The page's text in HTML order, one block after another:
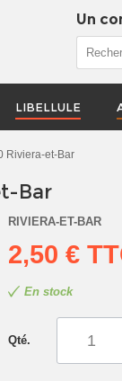
Un
LIBELLULE
Riviera-et-Bar
Bar
RIVIERA-ET-BAR
2,50 €
En stock
Qté.